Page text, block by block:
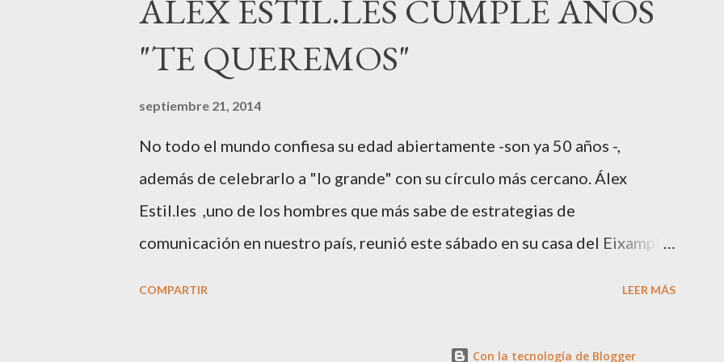
precioso niño. Marta ha sido toda una campeona, durante los primeros 3
meses de embarazo tuvo que guardar reposo debido a un síndrome
llamado “hiperemesisgravídica”.Pasados los meses fatídicos de gestación
Marta tiró adelante con el embarazo, ahora es una mamá feliz. Otro de los
modelos que ha sido padre este año ha sido el madrileño, Emilio Flores , el
top que desfiló en las mejores pasarelas ...
ALEX ESTIL.LES CUMPLE AÑOS
"TE QUEREMOS"
septiembre 21, 2014
No todo el mundo confiesa su edad abiertamente -son ya 50 años -,
además de celebrarlo a "lo grande" con su círculo más cercano. Álex
Estil.les ,uno de los hombres que más sabe de estrategias de
comunicación en nuestro país, reunió este sábado en su casa del Eixample
COMPARTIR LEER MÁS
Con la tecnología de Blogger